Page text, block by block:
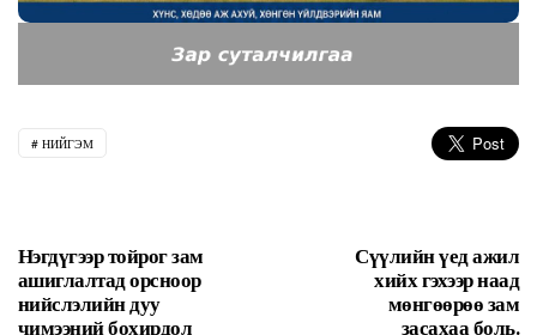
НИЙГЭМ
Нэгдүгээр тойрог зам
ашиглалтад орсноор
нийслэлийн дуу
чимээний бохирдол
Сүүлийн үед ажил
хийх гэхээр наад
мөнгөөрөө зам
засахаа боль.